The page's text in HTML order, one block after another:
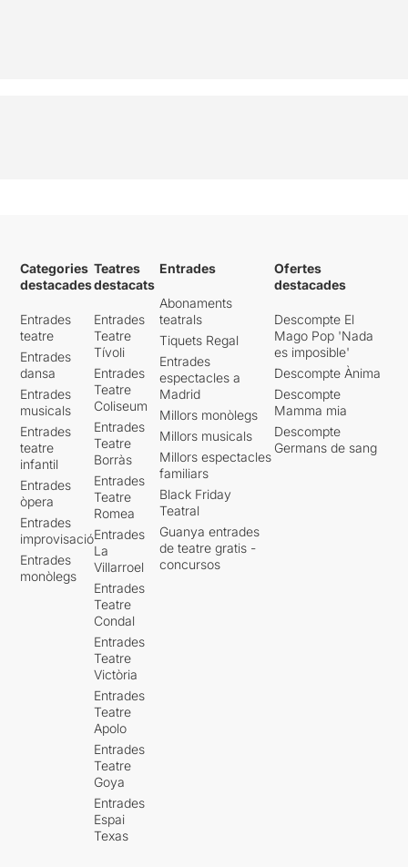
Categories
destacades
Entrades
teatre
Entrades
dansa
Entrades
musicals
Entrades
teatre
infantil
Entrades
òpera
Entrades
improvisació
Entrades
monòlegs
Teatres
destacats
Entrades
Teatre
Tívoli
Entrades
Teatre
Coliseum
Entrades
Teatre
Borràs
Entrades
Teatre
Romea
Entrades
La
Villarroel
Entrades
Teatre
Condal
Entrades
Teatre
Victòria
Entrades
Teatre
Apolo
Entrades
Teatre
Goya
Entrades
Espai
Texas
Entrades
Abonaments
teatrals
Tiquets Regal
Entrades
espectacles a
Madrid
Millors monòlegs
Millors musicals
Millors espectacles
familiars
Black Friday
Teatral
Guanya entrades
de teatre gratis -
concursos
Ofertes
destacades
Descompte El
Mago Pop 'Nada
es imposible'
Descompte Ànima
Descompte
Mamma mia
Descompte
Germans de sang